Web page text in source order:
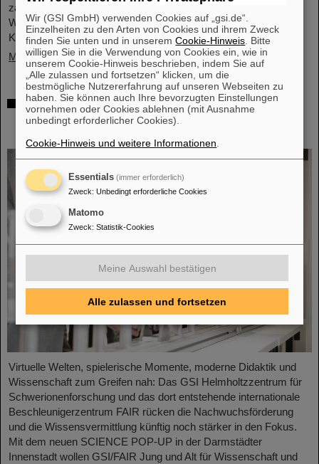
zahlreichen Vertreter*innen aus Politk, Wirtschaft und
Wissenschaft ein Memorandum of Understanding (MoU) zur
Kernfusion.
Mehr »
Schaufenster in die Spitzenforschung:
SCIENCE POP-UP von GSI/FAIR bringt
Virtuelle Welten, spielerische Momente, moderne Didaktik und
Wissenschaft zum Greifen nah: Das GSI Helmholtzzentrum für
Schwerionenforschung und das dort entstehende internationale
Beschleunigerzentrum FAIR rücken die Nachwuchsförderung
und die Wissensvermittlung künftig noch stärker in den Fokus.
Mit dem neuen SCIENCE POP-UP in der Darmstädter
Innenstadt wollen GSI/FAIR Jung und Alt für Wissenschaft und
Wir (GSI GmbH) verwenden Cookies auf „gsi.de“.
Einzelheiten zu den Arten von Cookies und ihrem Zweck
finden Sie unten und in unseremCookie-Hinweis . Bitte
willigen Sie in die Verwendung von Cookies ein, wie in
unserem Cookie-Hinweis beschrieben, indem Sie auf
„Alle zulassen und fortsetzen“ klicken, um die
bestmögliche Nutzererfahrung auf unseren Webseiten zu
haben. Sie können auch Ihre bevorzugten Einstellungen
vornehmen oder Cookies ablehnen (mit Ausnahme
unbedingt erforderlicher Cookies).
Cookie-Hinweis und weitere Informationen
Essentials (immer erforderlich)
Zweck: Unbedingt erforderliche Cookies
Matomo
Zweck: Statistik-Cookies
Meine Auswahl bestätigen
Alle zulassen und fortsetzen